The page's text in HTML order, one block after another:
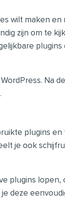
wilt maken
zijn om te
Na
plugins en
je ook
plugins lopen,
deze